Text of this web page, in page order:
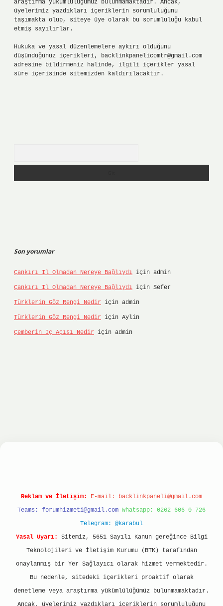
araştırma yükümlülüğümüz bulunmamaktadır. Ancak,
üyelerimiz yazdıkları içeriklerin sorumluluğunu
taşımakta olup, siteye üye olarak bu sorumluluğu kabul
etmiş sayılırlar.
Hukuka ve yasal düzenlemelere aykırı olduğunu
düşündüğünüz içerikleri, backlinkpanelicomtr@gmail.com
adresine bildirmeniz halinde, ilgili içerikler yasal
süre içerisinde sitemizden kaldırılacaktır.
Son yorumlar
Çankırı Il Olmadan Nereye Bağlıydı için admin
Çankırı Il Olmadan Nereye Bağlıydı için Sefer
Türklerin Göz Rengi Nedir için admin
Türklerin Göz Rengi Nedir için Aylin
Çemberin Iç Açısı Nedir için admin
Reklam ve İletişim: E-mail: backlinkpaneli@gmail.com
Teams: forumhizmeti@gmail.com Whatsapp: 0262 606 0 726
Telegram: @karabul
Yasal Uyarı:
Sitemiz, 5651 Sayılı Kanun gereğince Bilgi
Teknolojileri ve İletişim Kurumu (BTK) tarafından
onaylanmış bir Yer Sağlayıcı olarak hizmet vermektedir.
Bu nedenle, sitedeki içerikleri proaktif olarak
denetleme veya araştırma yükümlülüğümüz bulunmamaktadır.
Ancak, üyelerimiz yazdıkları içeriklerin sorumluluğunu